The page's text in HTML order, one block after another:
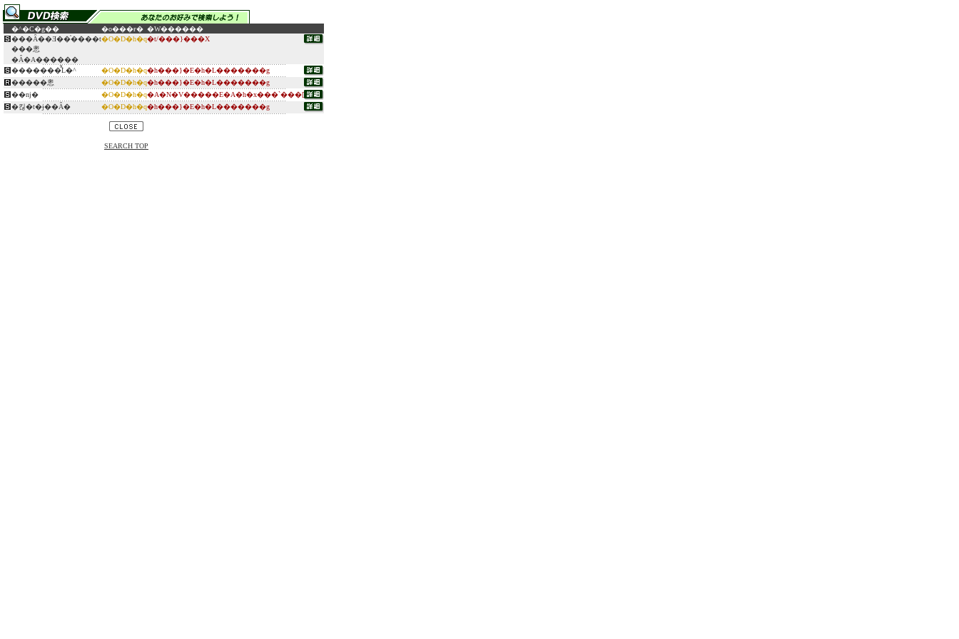
�^�C�g�� �o���ғ� �W������
���Ȃ��Ǝ��̍����t
���悤
�Ȃ�A������
�O�D�h�q�t/���}���X
�������̂̋L�^ �O�D�h�q�h���}�E�h�L�������g
�����悤
�O�D�h�q�h���}�E�h�L�������g
��ǌ�
�O�D�h�q�A�N�V�����E�A�h�x���`���[
�킪�t�ɉ��Ȃ�
�O�D�h�q�h���}�E�h�L�������g
SEARCH TOP